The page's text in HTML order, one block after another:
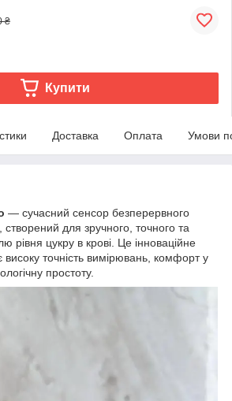
₴
Купити
Доставка Оплата Умови
— сучасний сенсор безперервного
створений для зручного, точного та
рівня цукру в крові. Це інноваційне
точність вимірювань, комфорт у
простоту.